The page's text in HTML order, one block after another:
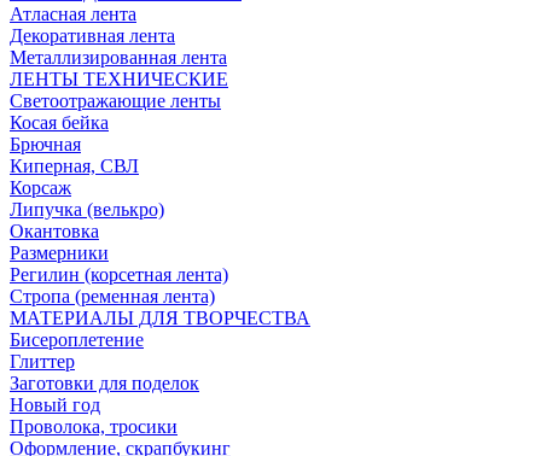
Атласная лента
Декоративная лента
Металлизированная лента
ЛЕНТЫ ТЕХНИЧЕСКИЕ
Светоотражающие ленты
Косая бейка
Брючная
Киперная, СВЛ
Корсаж
Липучка (велькро)
Окантовка
Размерники
Регилин (корсетная лента)
Стропа (ременная лента)
МАТЕРИАЛЫ ДЛЯ ТВОРЧЕСТВА
Бисероплетение
Глиттер
Заготовки для поделок
Новый год
Проволока, тросики
Оформление, скрапбукинг